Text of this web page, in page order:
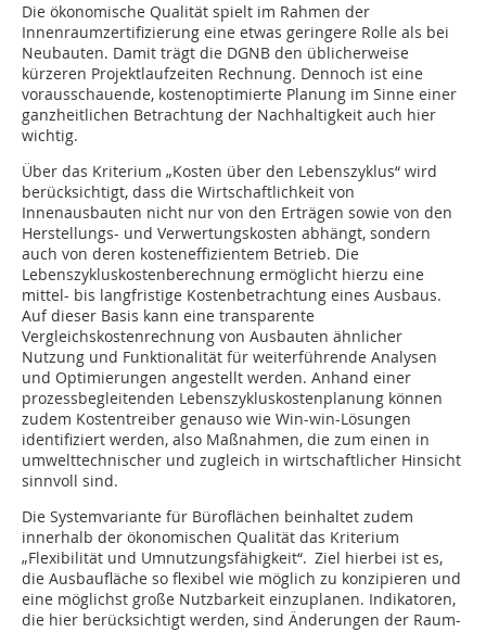
Die ökonomische Qualität spielt im Rahmen der
Innenraumzertifizierung eine etwas geringere Rolle als bei
Neubauten. Damit trägt die DGNB den üblicherweise
kürzeren Projektlaufzeiten Rechnung. Dennoch ist eine
vorausschauende, kostenoptimierte Planung im Sinne einer
ganzheitlichen Betrachtung der Nachhaltigkeit auch hier
wichtig.
Über das Kriterium „Kosten über den Lebenszyklus“ wird
berücksichtigt, dass die Wirtschaftlichkeit von
Innenausbauten nicht nur von den Erträgen sowie von den
Herstellungs- und Verwertungskosten abhängt, sondern
auch von deren kosteneffizientem Betrieb. Die
Lebenszykluskostenberechnung ermöglicht hierzu eine
mittel- bis langfristige Kostenbetrachtung eines Ausbaus.
Auf dieser Basis kann eine transparente
Vergleichskostenrechnung von Ausbauten ähnlicher
Nutzung und Funktionalität für weiterführende Analysen
und Optimierungen angestellt werden. Anhand einer
prozessbegleitenden Lebenszykluskostenplanung können
zudem Kosten­treiber genauso wie Win-win-Lösungen
identifiziert werden, also Maßnahmen, die zum einen in
umwelttechnischer und zugleich in wirtschaftlicher Hinsicht
sinnvoll sind.
Die Systemvariante für Büroflächen beinhaltet zudem
innerhalb der ökonomischen Qualität das Kriterium
„Flexibilität und Umnutzungsfähigkeit“. Ziel hierbei ist es,
die Ausbaufläche so flexibel wie möglich zu konzipieren und
eine möglichst große Nutzbarkeit einzuplanen. Indikatoren,
die hier berücksichtigt werden, sind Änderungen der Raum-